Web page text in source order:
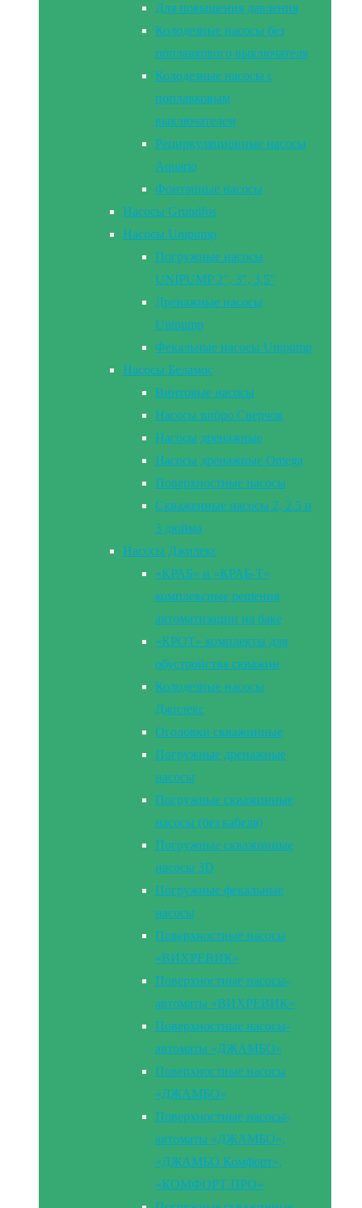
Для повышения давления
Колодезные насосы без
поплавкового выключателя
Колодезные насосы с
поплавковым
выключателем
Рециркуляционные насосы
Aquario
Фонтанные насосы
Насосы Grundfos
Насосы Unipump
Погружные насосы
UNIPUMP 2″, 3″, 3,5″
Дренажные насосы
Unipump
Фекальные насосы Unipump
Насосы Беламос
Винтовые насосы
Насосы вибро Сверчок
Насосы дренажные
Насосы дренажные Omega
Поверхностные насосы
Скваженные насосы 2, 2.5 и
3 дюйма
Насосы Джилекс
«КРАБ» и «КРАБ-Т»
комплексные решения
автоматизации на баке
«КРОТ» комплекты для
обустройства скважин
Колодезные насосы
Джилекс
Оголовки скважинные
Погружные дренажные
насосы
Погружные скважинные
насосы (без кабеля)
Погружные скважинные
насосы 3D
Погружные фекальные
насосы
Поверхностные насосы
«ВИХРЕВИК»
Поверхностные насосы-
автоматы «ВИХРЕВИК»
Поверхностные насосы-
автоматы «ДЖАМБО»
Поверхностные насосы
«ДЖАМБО»
Поверхностные насосы-
автоматы «ДЖАМБО»,
«ДЖАМБО Комфорт»,
«КОМФОРТ ПРО»